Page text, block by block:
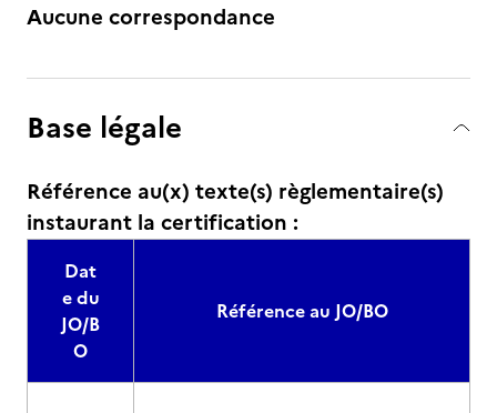
Aucune correspondance
Base légale
Référence au(x) texte(s) règlementaire(s)
instaurant la certification :
Dat
e du
JO/B
O
Référence au JO/BO